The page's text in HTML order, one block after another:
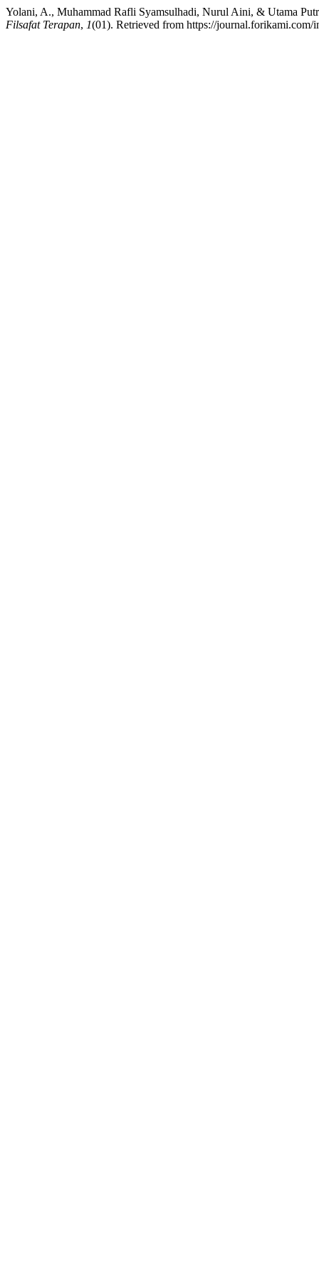
Yolani, A., Muhammad Rafli Syamsulhadi, Nurul Aini, & Utama
Filsafat Terapan, 1(01). Retrieved from https://journal.forikami.com/